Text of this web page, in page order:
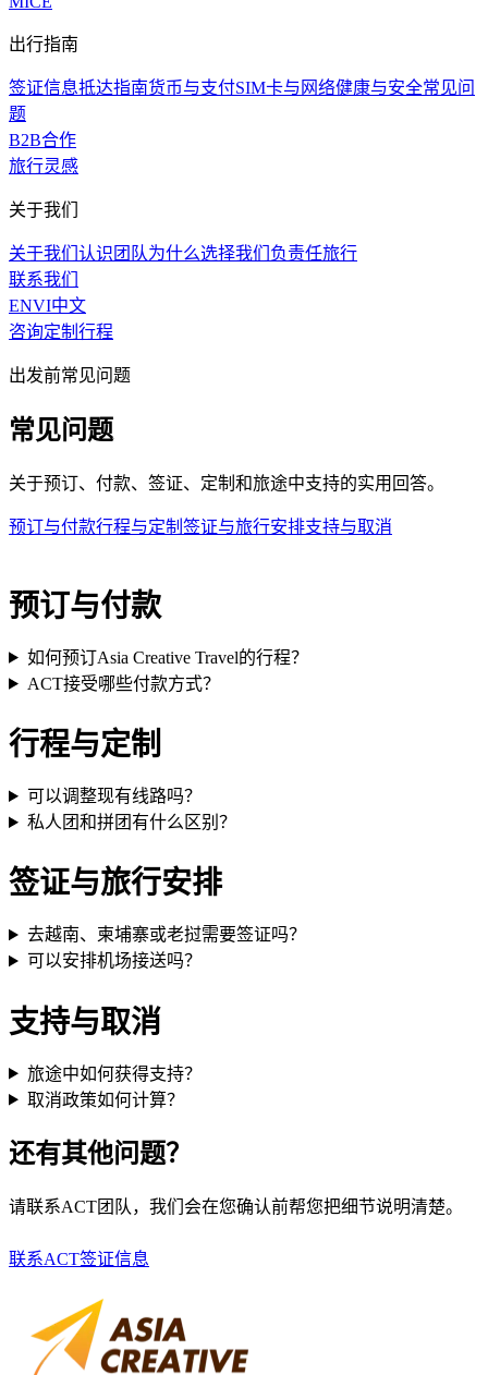
出行指南
签证信息抵达指南货币与支付SIM卡与网络健康与安全常见问
题
B2B合作
旅行灵感
关于我们
关于我们 认识团队为什么选择我们 负责任旅行
联系我们
ENVI中文
咨询定制行程
出发前常见问题
常见问题
关于预订、付款、签证、定制和旅途中支持的实用回答。
预订与付款行程与定制 签证与旅行安排支持与取消
预订与付款
如何预订Asia Creative Travel的行程？
ACT接受哪些付款方式？
行程与定制
可以调整现有线路吗？
私人团和拼团有什么区别？
签证与旅行安排
去越南、柬埔寨或老挝需要签证吗？
可以安排机场接送吗？
支持与取消
旅途中如何获得支持？
取消政策如何计算？
还有其他问题？
请联系ACT团队，我们会在您确认前帮您把细节说明清楚。
联系ACT签证信息